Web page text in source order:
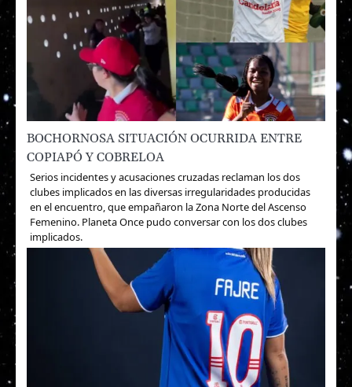
BOCHORNOSA SITUACIÓN OCURRIDA ENTRE
COPIAPÓ Y COBRELOA
Serios incidentes y acusaciones cruzadas reclaman los dos
clubes implicados en las diversas irregularidades producidas
en el encuentro, que empañaron la Zona Norte del Ascenso
Femenino. Planeta Once pudo conversar con los dos clubes
implicados.